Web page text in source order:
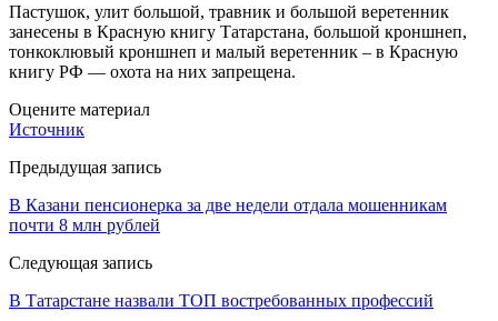
Пастушок, улит большой, травник и большой веретенник
занесены в Красную книгу Татарстана, большой кроншнеп,
тонкоклювый кроншнеп и малый веретенник – в Красную
книгу РФ — охота на них запрещена.
Оцените материал
Источник
Предыдущая запись
В Казани пенсионерка за две недели отдала мошенникам
почти 8 млн рублей
Следующая запись
В Татарстане назвали ТОП востребованных профессий